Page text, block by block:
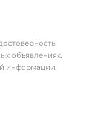
объявлениях.
информации.